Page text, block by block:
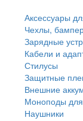
Аксессуары
Чехлы,
Зарядные
Кабели и
Стилусы
Защитные
Внешние
Моноподы
Наушники